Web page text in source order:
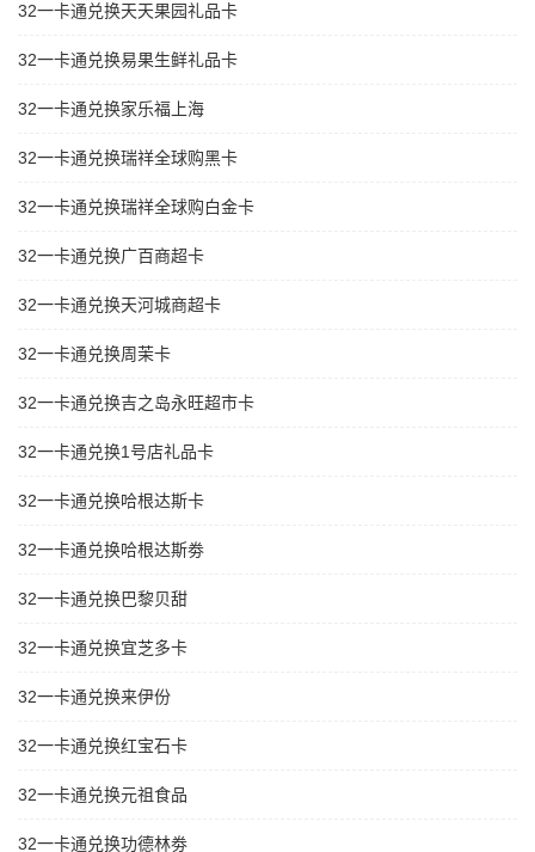
32一卡通兑换天天果园礼品卡
32一卡通兑换易果生鲜礼品卡
32一卡通兑换家乐福上海
32一卡通兑换瑞祥全球购黑卡
32一卡通兑换瑞祥全球购白金卡
32一卡通兑换广百商超卡
32一卡通兑换天河城商超卡
32一卡通兑换周茉卡
32一卡通兑换吉之岛永旺超市卡
32一卡通兑换1号店礼品卡
32一卡通兑换哈根达斯卡
32一卡通兑换哈根达斯劵
32一卡通兑换巴黎贝甜
32一卡通兑换宜芝多卡
32一卡通兑换来伊份
32一卡通兑换红宝石卡
32一卡通兑换元祖食品
32一卡通兑换功德林劵